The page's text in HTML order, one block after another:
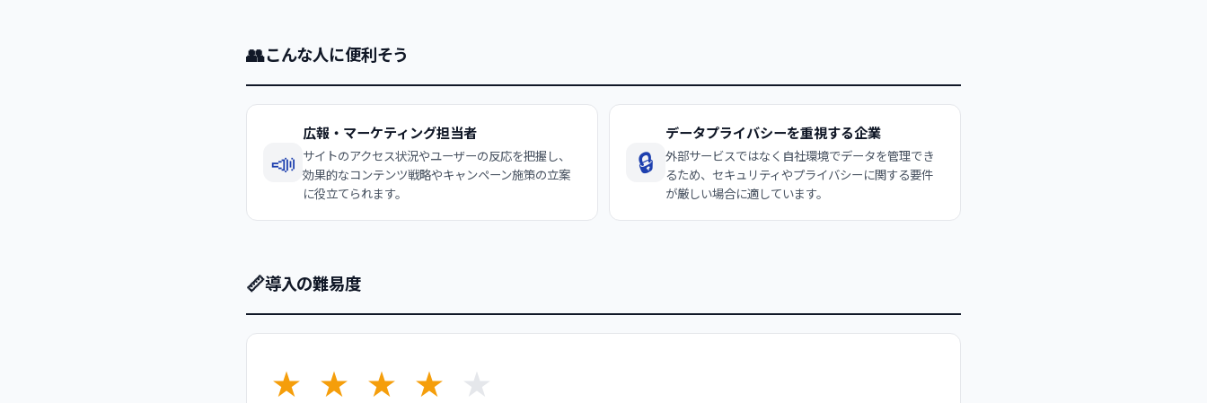
👥こんな人に便利そう
📣
広報・マーケティング担当者
サイトのアクセス状況やユーザーの反応を把握し、
効果的なコンテンツ戦略やキャンペーン施策の立案
に役立てられます。
🔒
データプライバシーを重視する企業
外部サービスではなく自社環境でデータを管理でき
るため、セキュリティやプライバシーに関する要件
が厳しい場合に適しています。
📏導入の難易度
★ ★ ★ ★ ★